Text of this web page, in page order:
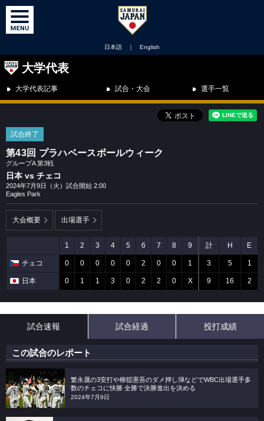
日本語 ｜ English
大学代表
大学代表記事 試合・大会 選手一覧
試合終了
第43回 プラハベースボールウィーク
グループA 第3戦
日本 vs チェコ
2024年7月9日（火）試合開始 2:00
Eagles Park
大会概要 出場選手
1 2 3 4 5 6 7 8 9 計 H E
チェコ 0 0 0 0 0 2 0 0 1 3 5 1
日本 0 1 1 3 0 2 2 0 X 9 16 2
試合速報 試合経過 投打成績
この試合のレポート
繁永晟の3安打や柳舘憲吾のダメ押し弾などでWBC出場選手多
数のチェコに快勝 全勝で決勝進出を決める
2024年7月9日